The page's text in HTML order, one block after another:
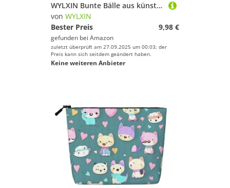
WYLXIN Bunte Bälle aus künstlichem Hanf, Make-up-Tasche, umweltfreundlich und langlebig, einfaches Design, einfach Ihre Schönheitsutensilien aufzubewahren.
von WYLXIN
Bester Preis
9,98 €
gefunden bei Amazon
zuletzt überprüft am 27.09.2025 um 00:03; der
Preis kann sich seitdem geändert haben.
Keine weiteren Anbieter